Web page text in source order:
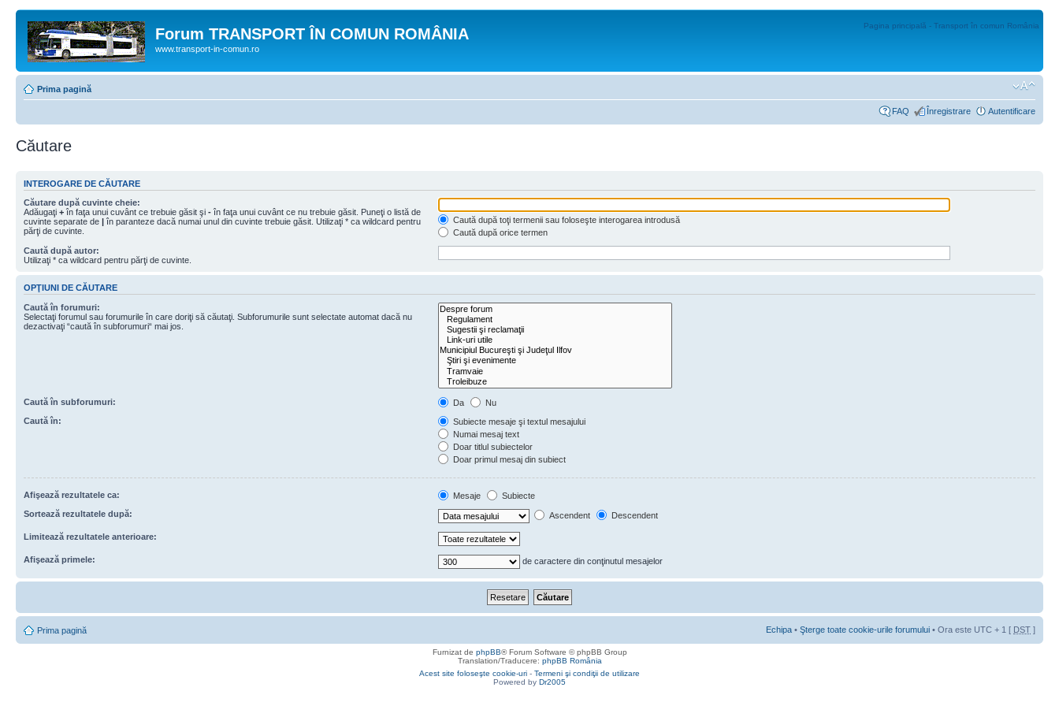
Forum TRANSPORT ÎN COMUN ROMÂNIA
www.transport-in-comun.ro
Pagina principală - Transport în comun România
Prima pagină
FAQ Înregistrare Autentificare
Căutare
INTEROGARE DE CĂUTARE
Căutare după cuvinte cheie:
Adăugaţi + în faţa unui cuvânt ce trebuie găsit şi - în faţa unui cuvânt ce nu trebuie găsit. Puneţi o listă de
cuvinte separate de | în paranteze dacă numai unul din cuvinte trebuie găsit. Utilizaţi * ca wildcard pentru
părţi de cuvinte.
Caută după toţi termenii sau foloseşte interogarea introdusă
Caută după orice termen
Caută după autor:
Utilizaţi * ca wildcard pentru părţi de cuvinte.
OPŢIUNI DE CĂUTARE
Caută în forumuri:
Selectaţi forumul sau forumurile în care doriţi să căutaţi. Subforumurile sunt selectate automat dacă nu
dezactivaţi “caută în subforumuri“ mai jos.
Caută în subforumuri: Da
Nu
Caută în:
Subiecte mesaje şi textul mesajului
Numai mesaj text
Doar titlul subiectelor
Doar primul mesaj din subiect
Afişează rezultatele ca: Mesaje
Subiecte
Sortează rezultatele după:
Ascendent Descendent
Limitează rezultatele anterioare:
Afişează primele: de caractere din conţinutul mesajelor
Prima pagină Echipa • Şterge toate cookie-urile forumului • Ora este UTC + 1 [ DST ]
Furnizat de phpBB® Forum Software © phpBB Group
Translation/Traducere: phpBB România
Acest site foloseşte cookie-uri - Termeni şi condiţii de utilizare
Powered by Dr2005